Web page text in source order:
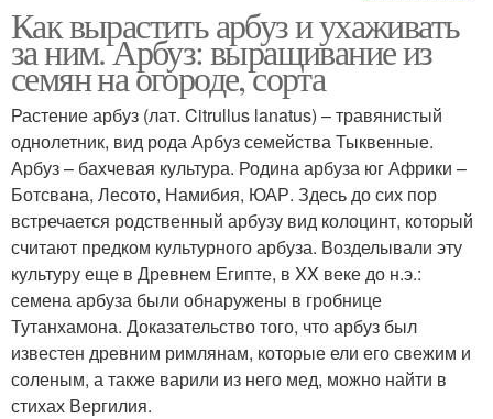
Кофе из семян Нана из семян
Дерево из семян Луки из семян
Лука из семян
Выращивание в
открытом грунте
Выращивание из
рассады
Сезон из семян
Как вырастить арбуз и ухаживать
за ним. Арбуз: выращивание из
семян на огороде, сорта
Растение арбуз (лат. Citrullus lanatus) – травянистый
однолетник, вид рода Арбуз семейства Тыквенные.
Арбуз – бахчевая культура. Родина арбуза юг Африки –
Ботсвана, Лесото, Намибия, ЮАР. Здесь до сих пор
встречается родственный арбузу вид колоцинт, который
считают предком культурного арбуза. Возделывали эту
культуру еще в Древнем Египте, в XX веке до н.э.:
семена арбуза были обнаружены в гробнице
Тутанхамона. Доказательство того, что арбуз был
известен древним римлянам, которые ели его свежим и
соленым, а также варили из него мед, можно найти в
стихах Вергилия.